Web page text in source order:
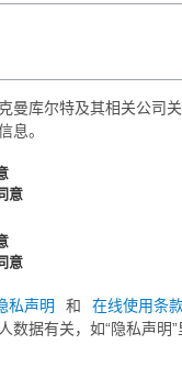
曼库尔特及其相关公司
息。
意
意
私声明 和 在线使用条
数据有关，如“隐私声明”